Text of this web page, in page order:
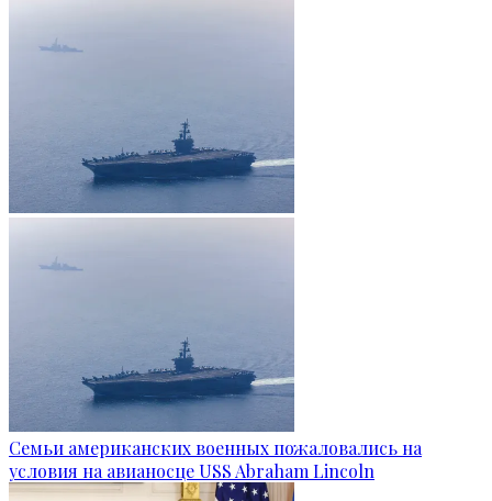
Семьи американских военных пожаловались на
условия на авианосце USS Abraham Lincoln